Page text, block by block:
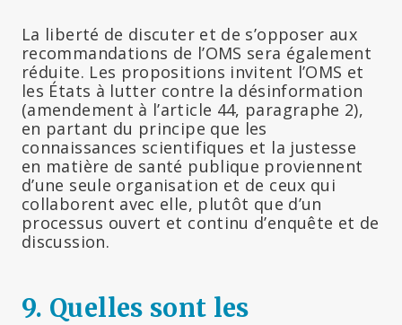
La liberté de discuter et de s’opposer aux
recommandations de l’OMS sera également
réduite. Les propositions invitent l’OMS et
les États à lutter contre la désinformation
(amendement à l’article 44, paragraphe 2),
en partant du principe que les
connaissances scientifiques et la justesse
en matière de santé publique proviennent
d’une seule organisation et de ceux qui
collaborent avec elle, plutôt que d’un
processus ouvert et continu d’enquête et de
discussion.
9. Quelles sont les